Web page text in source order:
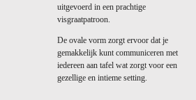
uitgevoerd in een prachtige
visgraatpatroon.
De ovale vorm zorgt ervoor dat je
gemakkelijk kunt communiceren met
iedereen aan tafel wat zorgt voor een
gezellige en intieme setting.